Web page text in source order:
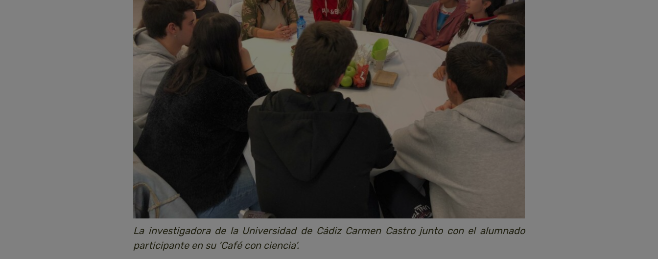
La investigadora de la Universidad de Cádiz Carmen Castro junto con el alumnado
participante en su ‘Café con ciencia’.